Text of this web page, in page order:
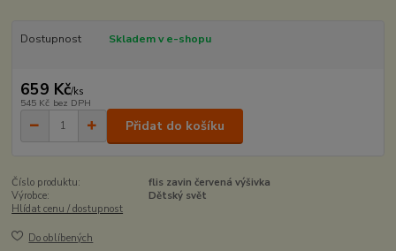
Dostupnost Skladem v e-shopu
659 Kč/ks
545 Kč bez DPH
Přidat do košíku
Číslo produktu:
flis zavin červená výšivka
Výrobce:
Dětský svět
Hlídat cenu / dostupnost
Do oblíbených